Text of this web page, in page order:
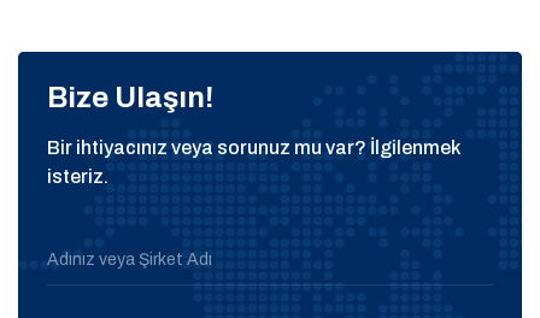
Bize Ulaşın!
Bir ihtiyacınız veya sorunuz mu var? İlgilenmek
isteriz.
Adınız veya Şirket Adı